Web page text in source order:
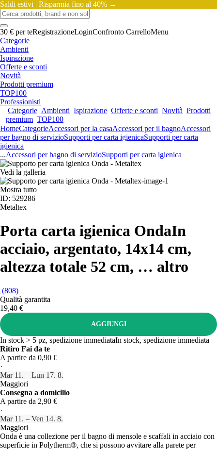
Saldi estivi | Risparmia fino al 40% →
30 € per teRegistrazioneLoginConfronto CarrelloMenu
Categorie
Ambienti
Ispirazione
Offerte e sconti
Novità
Prodotti premium
TOP100
Professionisti
Categorie Ambienti Ispirazione Offerte e sconti Novità Prodotti
premium TOP100
HomeCategorieAccessori per la casaAccessori per il bagnoAccessori
per bagno di servizioSupporti per carta igienicaSupporti per carta
igienica
...Accessori per bagno di servizioSupporti per carta igienica
Vedi la galleria
Mostra tutto
ID: 529286
Metaltex
Porta carta igienica OndaIn
acciaio, argentato, 14x14 cm,
altezza totale 52 cm, … altro
(808)
Qualità garantita
19,40 €
AGGIUNGI
In stock > 5 pz, spedizione immediataIn stock, spedizione immediata
Ritiro Fai da te
A partire da 0,90 €
·
Mar 11. – Lun 17. 8.
Maggiori
Consegna a domicilio
A partire da 2,90 €
·
Mar 11. – Ven 14. 8.
Maggiori
Onda è una collezione per il bagno di mensole e scaffali in acciaio con
superficie in Polytherm®, che si possono avvitare alla parete per